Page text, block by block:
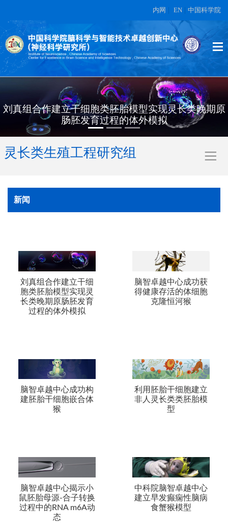
内网 EN 中国科学院
刘真组合作建立干细胞类胚胎模型实现灵长类晚期原
肠胚发育过程的体外模拟
灵长类生殖工程研究组
新闻
刘真组合作建立干细
胞类胚胎模型实现灵
长类晚期原肠胚发育
过程的体外模拟
脑智卓越中心成功获
得健康存活的体细胞
克隆恒河猴
脑智卓越中心成功构
建胚胎干细胞嵌合体
猴
利用胚胎干细胞建立
非人灵长类类胚胎模
型
脑智卓越中心揭示小
鼠胚胎母源-合子转换
过程中的RNA m6A动
态
中科院脑智卓越中心
建立早发癫痫性脑病
食蟹猴模型